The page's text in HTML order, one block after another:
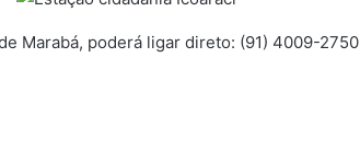
Marabá, poderá ligar direto: (91) 4009-2750